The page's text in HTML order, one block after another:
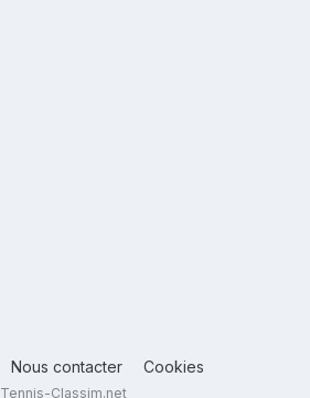
Nous contacter Cookies
Tennis-Classim.net